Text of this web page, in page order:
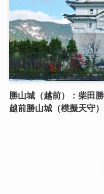
勝山城（越前）：柴田
越前勝山城（模擬天守